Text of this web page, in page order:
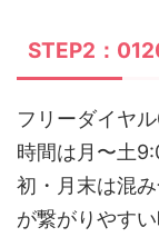
STEP2：
フリーダイヤ
時間は月〜土
初・月末は混
が繋がりやすい